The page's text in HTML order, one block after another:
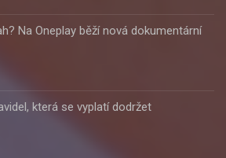
Na Oneplay běží nová dokumentární
která se vyplatí dodržet